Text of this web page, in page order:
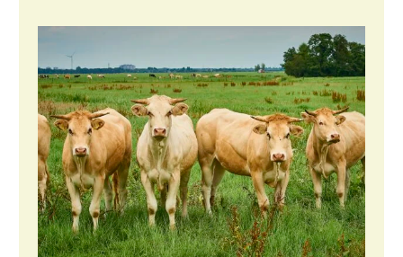
Vleesveehouderij
Plant
Akkerbouw
Biologische Landbouw
Bollenteelt
Bomen, vaste planten en zomerbloemen